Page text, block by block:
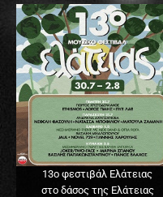
13o φεστιβάλ Ελάτειας
στο δάσος της Ελάτειας